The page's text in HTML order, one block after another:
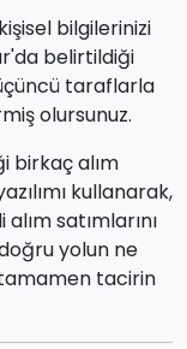
bilgilerinizi
belirtildiği
taraflarla
olursunuz.
birkaç alım
kullanarak,
satımlarını
yolun ne
tacirin